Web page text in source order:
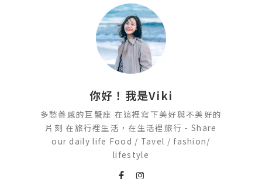
你好！我是Viki
多愁善感的巨蟹座 在這裡寫下美好與不美好的
片刻 在旅行裡生活，在生活裡旅行 - Share
our daily life Food / Tavel / fashion/
lifestyle